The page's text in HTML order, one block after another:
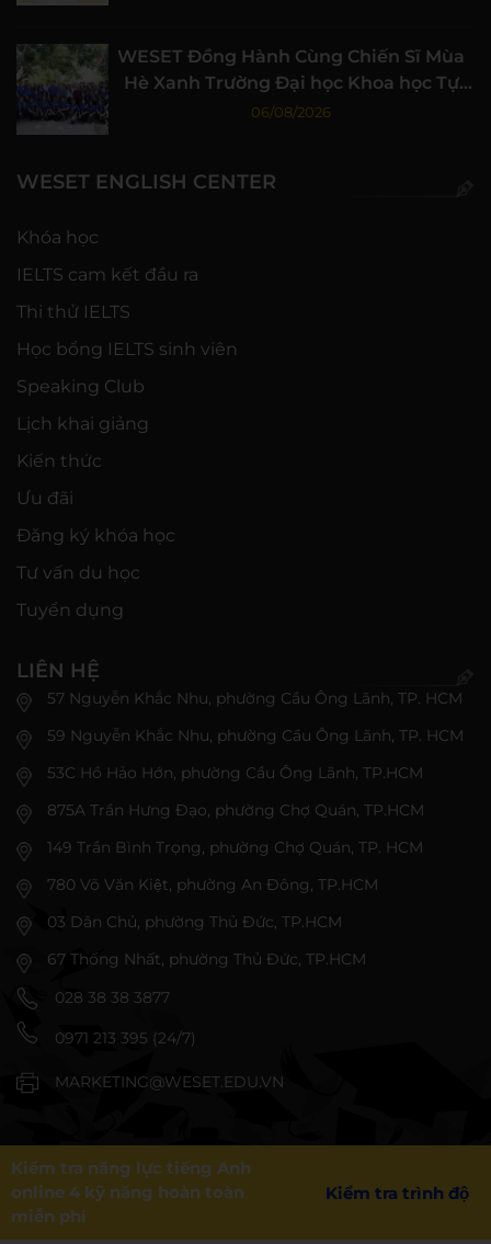
WESET Đồng Hành Cùng Chiến Sĩ Mùa
Hè Xanh Trường Đại học Khoa học Tự
nhiên, ĐHQG-HCM
06/08/2026
WESET ENGLISH CENTER
Khóa học
IELTS cam kết đầu ra
Thi thử IELTS
Học bổng IELTS sinh viên
Speaking Club
Lịch khai giảng
Kiến thức
Ưu đãi
Đăng ký khóa học
Tư vấn du học
Tuyển dụng
LIÊN HỆ
57 Nguyễn Khắc Nhu, phường Cầu Ông Lãnh, TP. HCM
59 Nguyễn Khắc Nhu, phường Cầu Ông Lãnh, TP. HCM
53C Hồ Hảo Hớn, phường Cầu Ông Lãnh, TP.HCM
875A Trần Hưng Đạo, phường Chợ Quán, TP.HCM
149 Trần Bình Trọng, phường Chợ Quán, TP. HCM
780 Võ Văn Kiệt, phường An Đông, TP.HCM
03 Dân Chủ, phường Thủ Đức, TP.HCM
67 Thống Nhất, phường Thủ Đức, TP.HCM
028 38 38 3877
0971 213 395 (24/7)
MARKETING@WESET.EDU.VN
Kiểm tra năng lực tiếng Anh
online 4 kỹ năng hoàn toàn
miễn phí
Kiểm tra trình độ